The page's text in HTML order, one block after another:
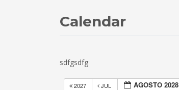
Calendar
sdfgsdfg
2027 JUL AGOSTO 2028